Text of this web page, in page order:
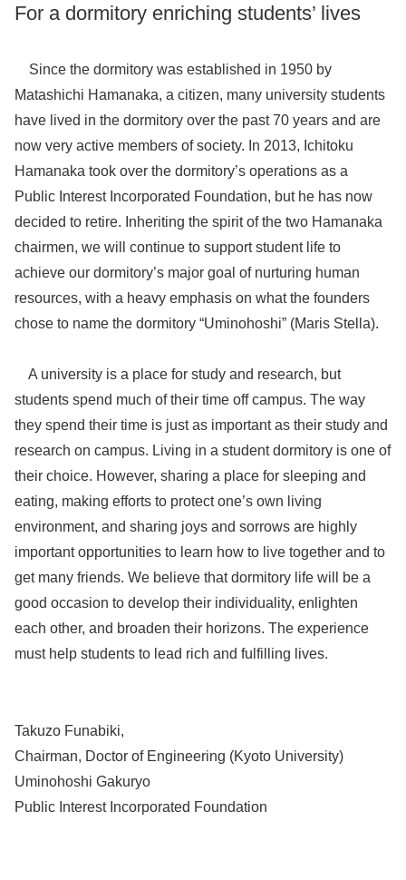
For a dormitory enriching students’ lives
Since the dormitory was established in 1950 by
Matashichi Hamanaka, a citizen, many university students
have lived in the dormitory over the past 70 years and are
now very active members of society. In 2013, Ichitoku
Hamanaka took over the dormitory’s operations as a
Public Interest Incorporated Foundation, but he has now
decided to retire. Inheriting the spirit of the two Hamanaka
chairmen, we will continue to support student life to
achieve our dormitory’s major goal of nurturing human
resources, with a heavy emphasis on what the founders
chose to name the dormitory “Uminohoshi” (Maris Stella).
A university is a place for study and research, but
students spend much of their time off campus. The way
they spend their time is just as important as their study and
research on campus. Living in a student dormitory is one of
their choice. However, sharing a place for sleeping and
eating, making efforts to protect one’s own living
environment, and sharing joys and sorrows are highly
important opportunities to learn how to live together and to
get many friends. We believe that dormitory life will be a
good occasion to develop their individuality, enlighten
each other, and broaden their horizons. The experience
must help students to lead rich and fulfilling lives.
Takuzo Funabiki,
Chairman, Doctor of Engineering (Kyoto University)
Uminohoshi Gakuryo
Public Interest Incorporated Foundation